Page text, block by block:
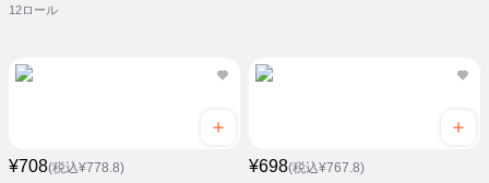
12ロール
¥708(税込¥778.8) ¥698(税込¥767.8)